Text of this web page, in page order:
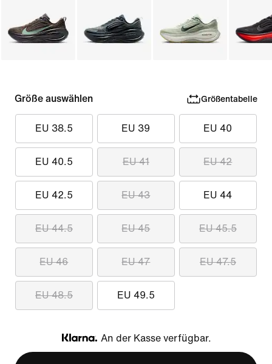
Größe auswählen Größentabelle
EU 38.5 EU 39 EU 40
EU 40.5 EU 41 EU 42
EU 42.5 EU 43 EU 44
EU 44.5 EU 45 EU 45.5
EU 46 EU 47 EU 47.5
EU 48.5 EU 49.5
Klarna
An der Kasse verfügbar.